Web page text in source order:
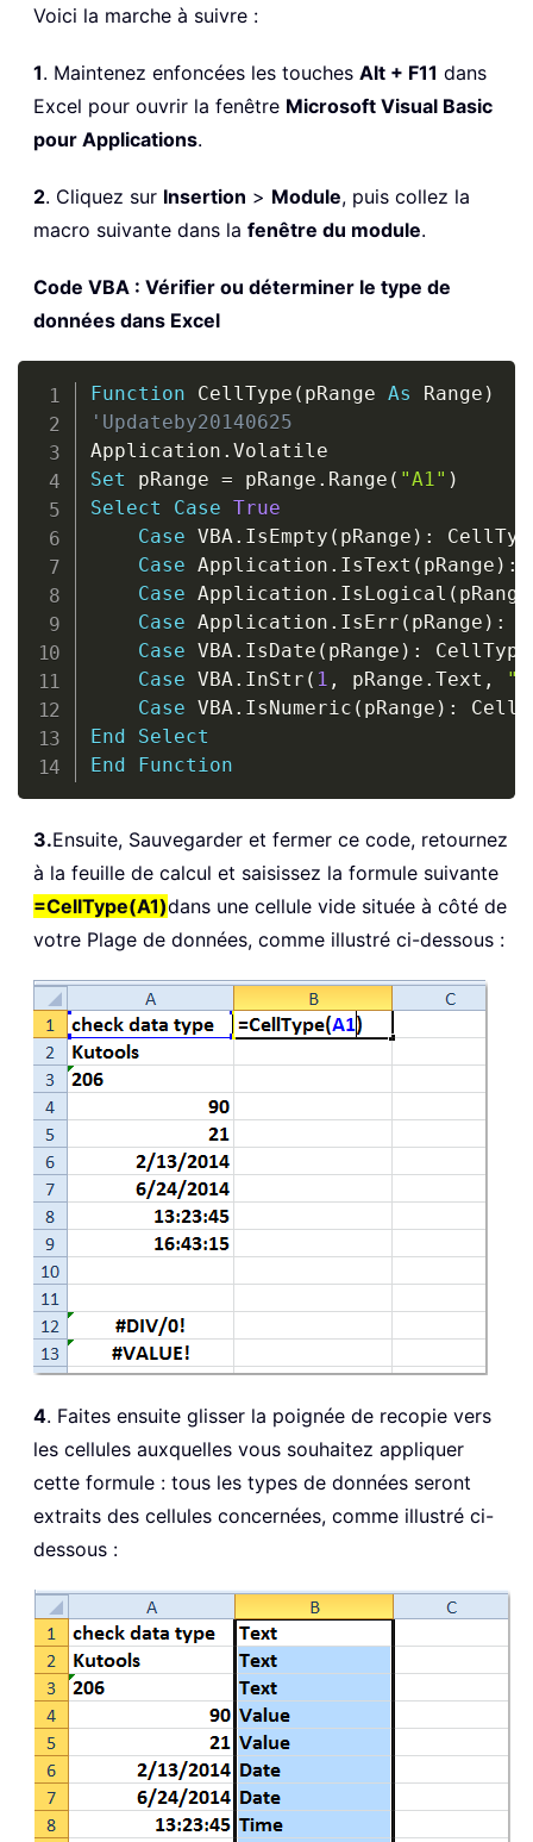
Voici la marche à suivre :
1. Maintenez enfoncées les touches Alt + F11 dans
Excel pour ouvrir la fenêtre Microsoft Visual Basic
pour Applications.
2. Cliquez sur Insertion > Module, puis collez la
macro suivante dans la fenêtre du module.
Code VBA : Vérifier ou déterminer le type de
données dans Excel
Function CellType ( pRange As Range )
'Updateby20140625
Application .
Set pRange = pRange . Range ( "A1" )
Select
Case True
Case VBA . IsEmpty ( pRange ) :
Case Application . IsText ( pRange ) :
Case Application . IsLogical ( pRange
Case Application . IsErr ( pRange ) :
Case VBA . IsDate ( pRange ) :
Case VBA . InStr ( 1 , pRange . Text ,
Case VBA . IsNumeric ( pRange ) :
End
Select
End
Function
Copy
3.Ensuite, Sauvegarder et fermer ce code, retournez
à la feuille de calcul et saisissez la formule suivante
=CellType(A1)dans une cellule vide située à côté de
votre Plage de données, comme illustré ci-dessous :
4. Faites ensuite glisser la poignée de recopie vers
les cellules auxquelles vous souhaitez appliquer
cette formule : tous les types de données seront
extraits des cellules concernées, comme illustré ci-
dessous :